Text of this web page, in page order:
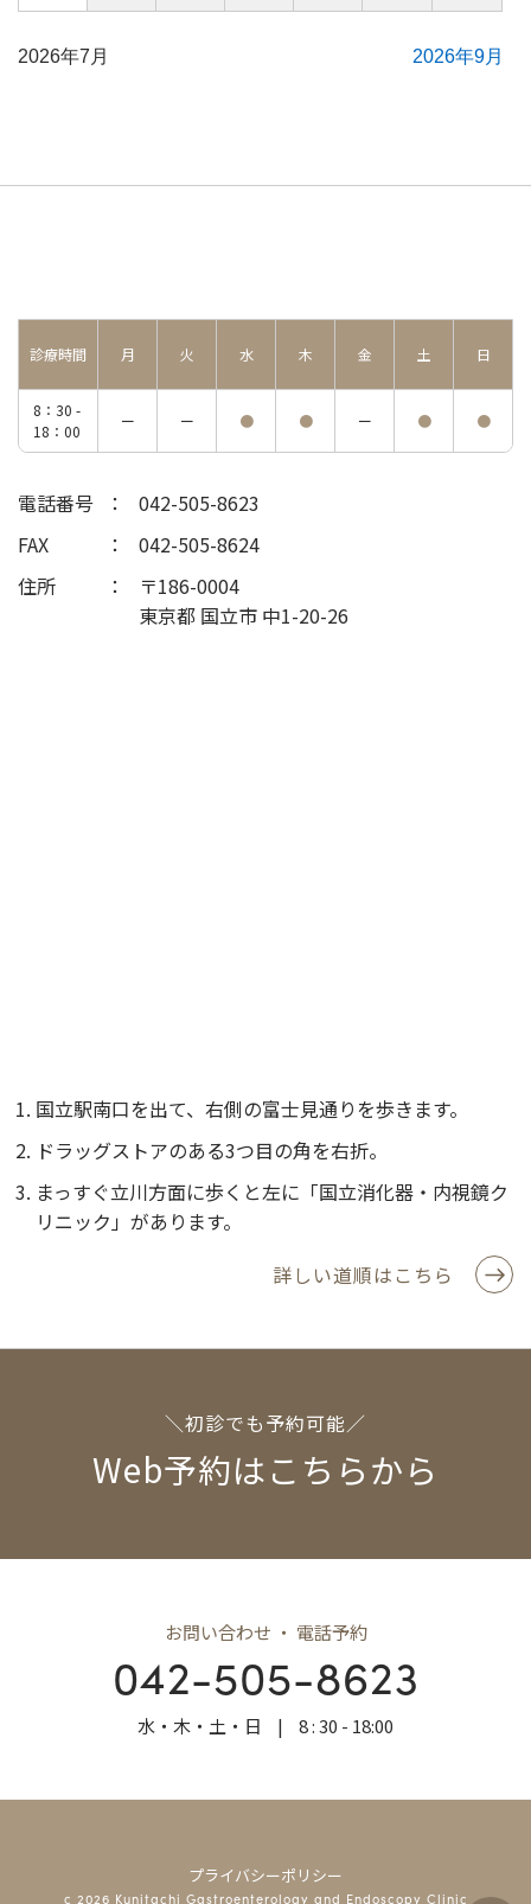
2026年7月 2026年9月
診療時間 月 火 水 木 金 土 日
8：30 -
18：00
ー ー ● ● ー ● ●
電話番号
042-505-8623
FAX
042-505-8624
住所
〒186-0004
東京都 国立市 中1-20-26
国立駅南口を出て、右側の富士見通りを歩きます。
ドラッグストアのある3つ目の角を右折。
まっすぐ立川方面に歩くと左に「国立消化器・内視鏡ク
リニック」があります。
詳しい道順はこちら
＼初診でも予約可能／
Web予約はこちらから
お問い合わせ ・ 電話予約
042-505-8623
水・木・土・日 | 8 : 30 - 18:00
プライバシーポリシー
c 2026 Kunitachi Gastroenterology and Endoscopy Clinic